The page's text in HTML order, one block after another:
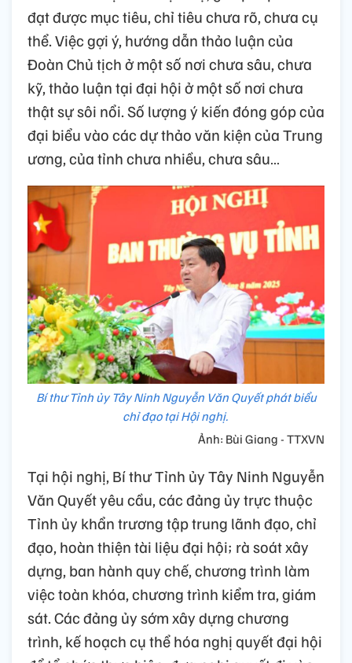
đạt được mục tiêu, chỉ tiêu chưa rõ, chưa cụ
thể. Việc gợi ý, hướng dẫn thảo luận của
Đoàn Chủ tịch ở một số nơi chưa sâu, chưa
kỹ, thảo luận tại đại hội ở một số nơi chưa
thật sự sôi nổi. Số lượng ý kiến đóng góp của
đại biểu vào các dự thảo văn kiện của Trung
ương, của tỉnh chưa nhiều, chưa sâu…
Bí thư Tỉnh ủy Tây Ninh Nguyễn Văn Quyết phát biểu
chỉ đạo tại Hội nghị.
Ảnh: Bùi Giang - TTXVN
Tại hội nghị, Bí thư Tỉnh ủy Tây Ninh Nguyễn
Văn Quyết yêu cầu, các đảng ủy trực thuộc
Tỉnh ủy khẩn trương tập trung lãnh đạo, chỉ
đạo, hoàn thiện tài liệu đại hội; rà soát xây
dựng, ban hành quy chế, chương trình làm
việc toàn khóa, chương trình kiểm tra, giám
sát. Các đảng ủy sớm xây dựng chương
trình, kế hoạch cụ thể hóa nghị quyết đại hội